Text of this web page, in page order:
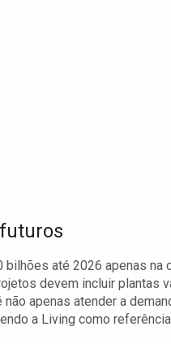
até 2026 apenas na
devem incluir plantas
apenas atender a
a Living como